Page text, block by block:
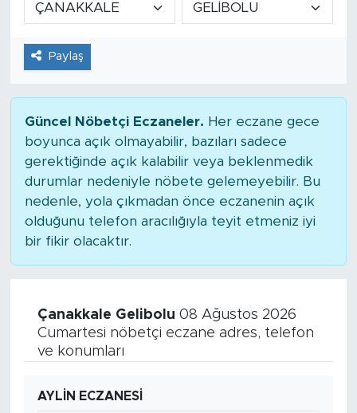
Paylaş
Güncel Nöbetçi Eczaneler. Her eczane gece
boyunca açık olmayabilir, bazıları sadece
gerektiğinde açık kalabilir veya beklenmedik
durumlar nedeniyle nöbete gelemeyebilir. Bu
nedenle, yola çıkmadan önce eczanenin açık
olduğunu telefon aracılığıyla teyit etmeniz iyi
bir fikir olacaktır.
Çanakkale Gelibolu 08 Ağustos 2026
Cumartesi nöbetçi eczane adres, telefon
ve konumları
AYLİN ECZANESİ
Tarihçe
Resmi İlanlar
Foto Şaka
Politika